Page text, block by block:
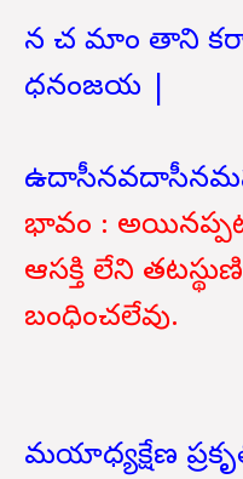
న చ మాం తాని
ధనంజయ |
భావం :
ఆసక్తి లేని
బంధించలేవు.
మయాధ్యక్షేణ